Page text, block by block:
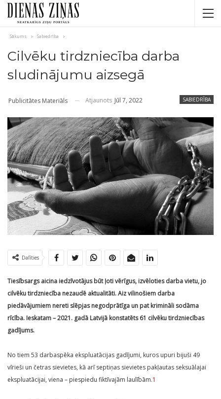
Sākums Sabiedrība
Cilvēku tirdzniecība darba
sludinājumu aizsegā
SABIEDRĪBA
Publicitātes Materiāls Atjaunots Jūl 7, 2022
Dalīties
Tiesībsargs aicina iedzīvotājus būt ļoti vērīgus, izvēloties darba vietu, jo
cilvēku tirdzniecība nezaudē aktualitāti. Aiz vilinošiem darba
piedāvājumiem nereti slēpjas negodprātīga un pat krimināli sodāma
rīcība. Ieskatam – 2021. gadā Latvijā konstatēts 61 cilvēku tirdzniecības
gadījums.
No tiem 53 darbaspēka ekspluatācijas gadījumi, kuros upuri bijuši 49
vīrieši un četras sievietes, kā arī septiņas sievietes pakļautas seksuālajai
ekspluatācijai, viena – piespiedu fiktīvajām laulībām.1